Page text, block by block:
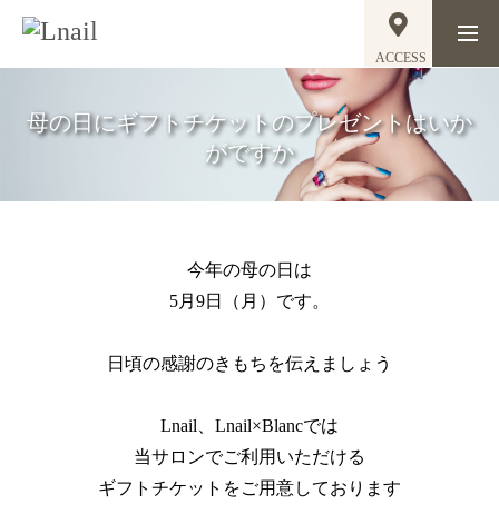
ACCESS
母の日にギフトチケットのプレゼントはいか
がですか
今年の母の日は
5月9日（月）です。
日頃の感謝のきもちを伝えましょう
Lnail、Lnail×Blancでは
当サロンでご利用いただける
ギフトチケットをご用意しております